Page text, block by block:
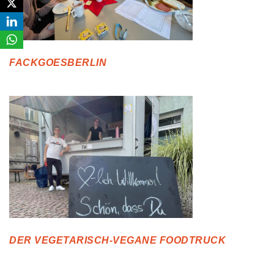
FACKGOESBERLIN
DER VEGETARISCH-VEGANE FOODTRUCK